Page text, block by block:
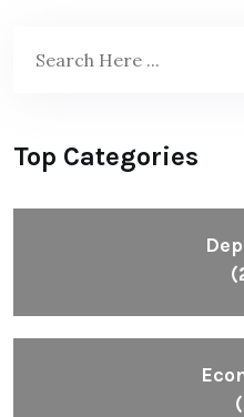
Top Categories